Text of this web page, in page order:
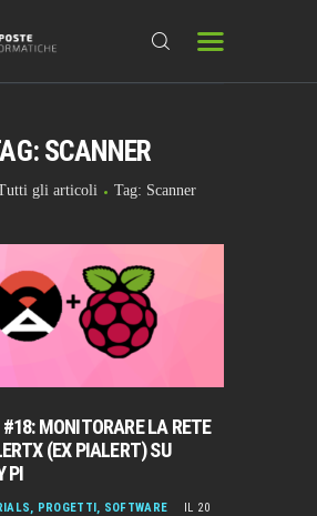
SCANNER
gli articoli Tag: Scanner
& RICHIESTE
MONITORARE LA RETE
(EX PIALERT) SU
PI
PROGETTI SOFTWARE
IL 20